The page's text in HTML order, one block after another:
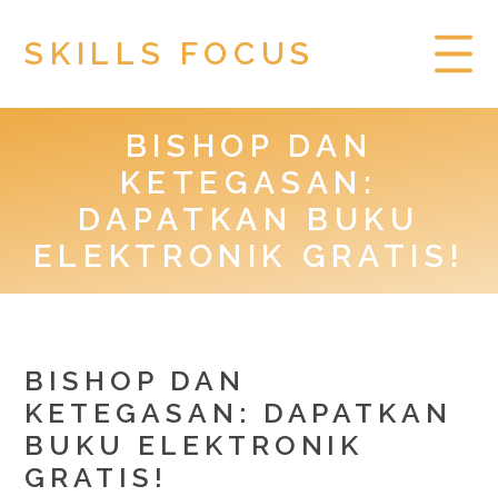
SKILLS FOCUS
PRIVACY POLICY
TOGEL HONGKONG
BISHOP DAN
KETEGASAN:
DAPATKAN BUKU
ELEKTRONIK GRATIS!
BISHOP DAN
KETEGASAN: DAPATKAN
BUKU ELEKTRONIK
GRATIS!